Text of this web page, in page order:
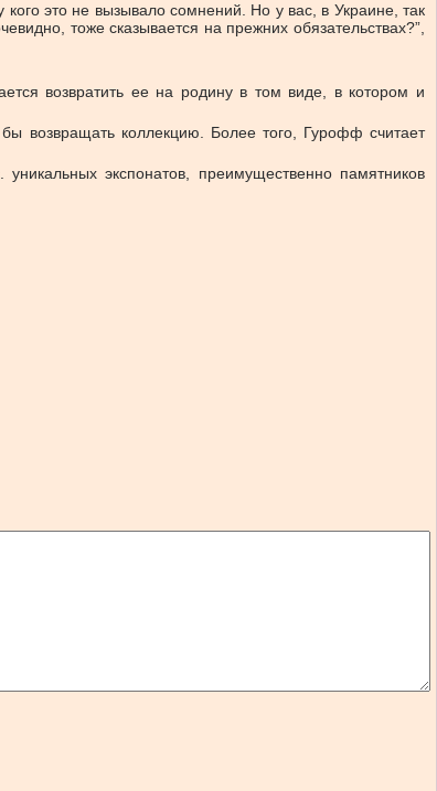
это не вызывало сомнений. Но у вас, в Украине, так
тоже сказывается на прежних обязательствах?”,
возвратить ее на родину в том виде, в котором и
возвращать коллекцию. Более того, Гурофф считает
экспонатов, преимущественно памятников